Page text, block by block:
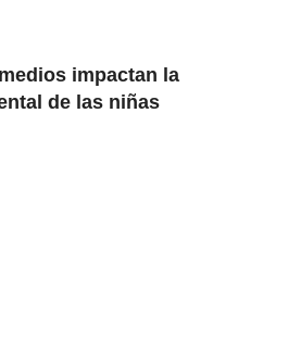
impactan la
de las niñas